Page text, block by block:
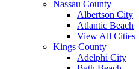
Nassau County
Albertson City
Atlantic Beach
View All Cities
Kings County
Adelphi City